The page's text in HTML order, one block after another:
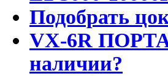
Подобрать
VX-6R
наличии?